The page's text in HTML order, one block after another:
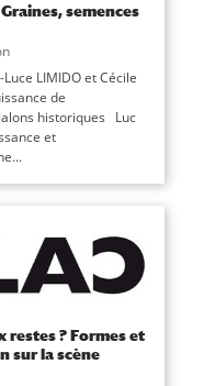
semences
LIMIDO et Cécile
de
historiques Luc
et
restes ? Formes et
sur la scène